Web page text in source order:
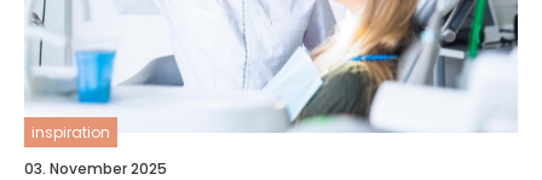
inspiration
03. November 2025